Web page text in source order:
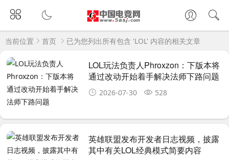
当前位置 首页 已为您列出所有包含 'LOL' 内容的相关文章
LOL玩法负责人Phroxzon：下版本将
通过改动开始着手解决法师下路问题
2026-07-30 528
英雄联盟发布开发者日志视频，披露
其中有关LOL经典模式简要内容